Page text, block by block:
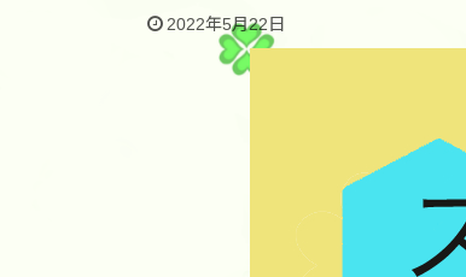
2022年5月22日